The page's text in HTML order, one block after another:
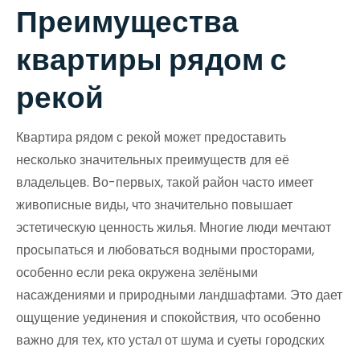
Преимущества
квартиры рядом с
рекой
Квартира рядом с рекой может предоставить
несколько значительных преимуществ для её
владельцев. Во-первых, такой район часто имеет
живописные виды, что значительно повышает
эстетическую ценность жилья. Многие люди мечтают
просыпаться и любоваться водными просторами,
особенно если река окружена зелёными
насаждениями и природными ландшафтами. Это дает
ощущение уединения и спокойствия, что особенно
важно для тех, кто устал от шума и суеты городских